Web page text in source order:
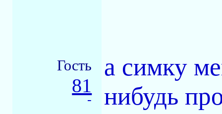
Гость
81
-
а симку
нибудь